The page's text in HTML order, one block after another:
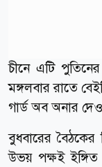
চীনে এটি
মঙ্গলবার রাতে
গার্ড অব অনার
বুধবারের বৈঠকের
উভয় পক্ষই